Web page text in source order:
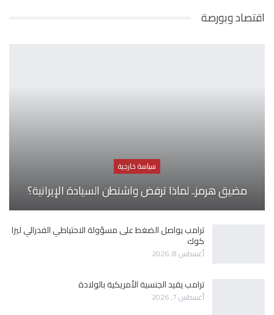
اقتصاد وبورصة
سياسة خارجية
مضيق هرمز.. لماذا ترفض واشنطن السيادة الإيرانية؟
ترامب يواصل الضغط على مسؤولة الاحتياطي الفدرالي ليزا
كوك
أغسطس 8, 2026
ترامب يقيد الجنسية الأمريكية بالولادة
أغسطس 7, 2026